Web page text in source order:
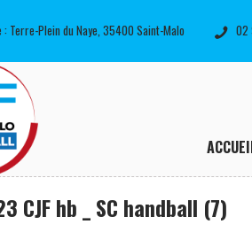
: Terre-Plein du Naye, 35400 Saint-Malo 02
CJF hb _ SC handball (7)